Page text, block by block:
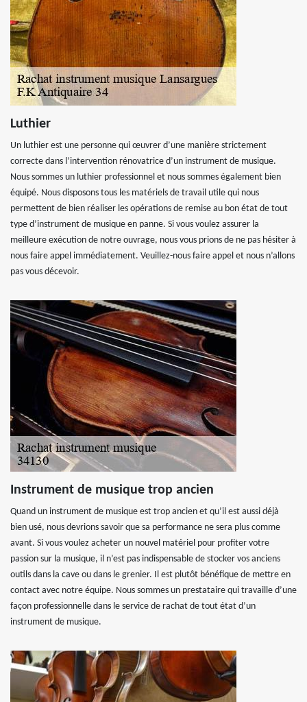
Luthier
Un luthier est une personne qui œuvrer d’une manière strictement
correcte dans l’intervention rénovatrice d’un instrument de musique.
Nous sommes un luthier professionnel et nous sommes également bien
équipé. Nous disposons tous les matériels de travail utile qui nous
permettent de bien réaliser les opérations de remise au bon état de tout
type d’instrument de musique en panne. Si vous voulez assurer la
meilleure exécution de notre ouvrage, nous vous prions de ne pas hésiter à
nous faire appel immédiatement. Veuillez-nous faire appel et nous n’allons
pas vous décevoir.
Instrument de musique trop ancien
Quand un instrument de musique est trop ancien et qu’il est aussi déjà
bien usé, nous devrions savoir que sa performance ne sera plus comme
avant. Si vous voulez acheter un nouvel matériel pour profiter votre
passion sur la musique, il n’est pas indispensable de stocker vos anciens
outils dans la cave ou dans le grenier. Il est plutôt bénéfique de mettre en
contact avec notre équipe. Nous sommes un prestataire qui travaille d’une
façon professionnelle dans le service de rachat de tout état d’un
instrument de musique.